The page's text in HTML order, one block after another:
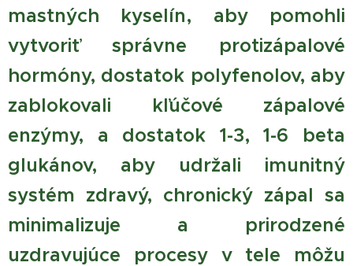
mastných kyselín, aby pomohli
vytvoriť správne protizápalové
hormóny, dostatok polyfenolov, aby
zablokovali kľúčové zápalové
enzýmy, a dostatok 1-3, 1-6 beta
glukánov, aby udržali imunitný
systém zdravý, chronický zápal sa
minimalizuje a prirodzené
uzdravujúce procesy v tele môžu